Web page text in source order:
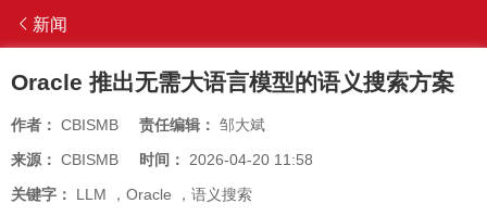
新闻
Oracle 推出无需大语言模型的语义搜索方案
作者： CBISMB 责任编辑： 邹大斌
来源： CBISMB 时间： 2026-04-20 11:58
关键字： LLM ， Oracle ， 语义搜索